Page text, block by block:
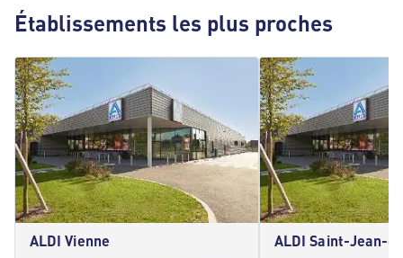
Établissements les plus proches
ALDI Vienne ALDI Saint-Jean-